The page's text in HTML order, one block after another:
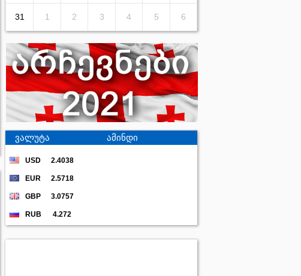
31 1 2 3 4 5 6
ვალუტა ამინდი
USD 2.4038
EUR 2.5718
GBP 3.0757
RUB 4.272